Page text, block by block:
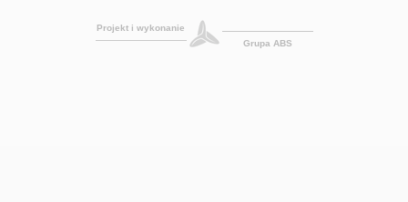
Projekt i wykonanie
Grupa ABS